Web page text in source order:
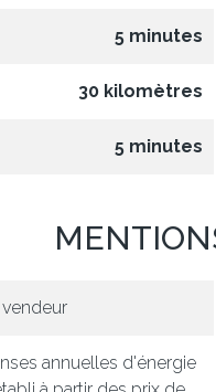
5 minutes
30 kilomètres
5 minutes
annuelles d'énergie